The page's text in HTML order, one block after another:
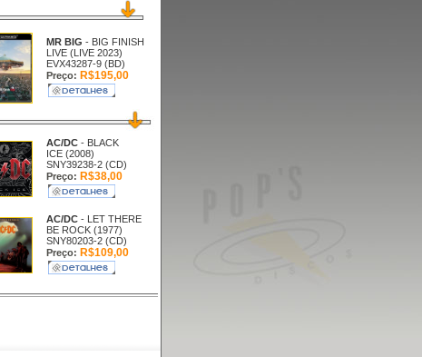
MR BIG - BIG FINISH
LIVE (LIVE 2023)
EVX43287-9 (BD)
Preço: R$195,00
AC/DC - BLACK
ICE (2008)
SNY39238-2 (CD)
Preço: R$38,00
AC/DC - LET THERE
BE ROCK (1977)
SNY80203-2 (CD)
Preço: R$109,00